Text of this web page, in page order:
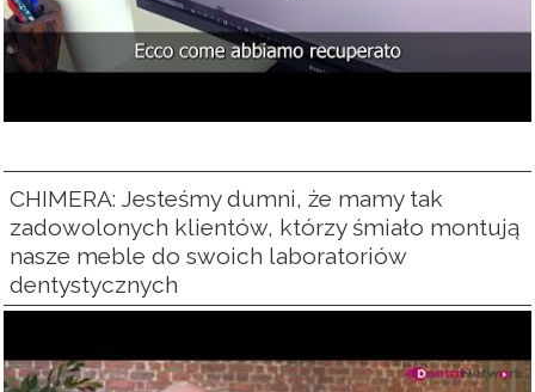
CHIMERA: Jesteśmy dumni, że mamy tak
zadowolonych klientów, którzy śmiało montują
nasze meble do swoich laboratoriów
dentystycznych